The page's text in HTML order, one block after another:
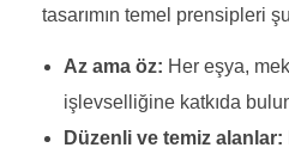
tasarımın temel prensipleri
Az ama öz: Her eşya,
işlevselliğine katkıda
Düzenli ve temiz alanlar: